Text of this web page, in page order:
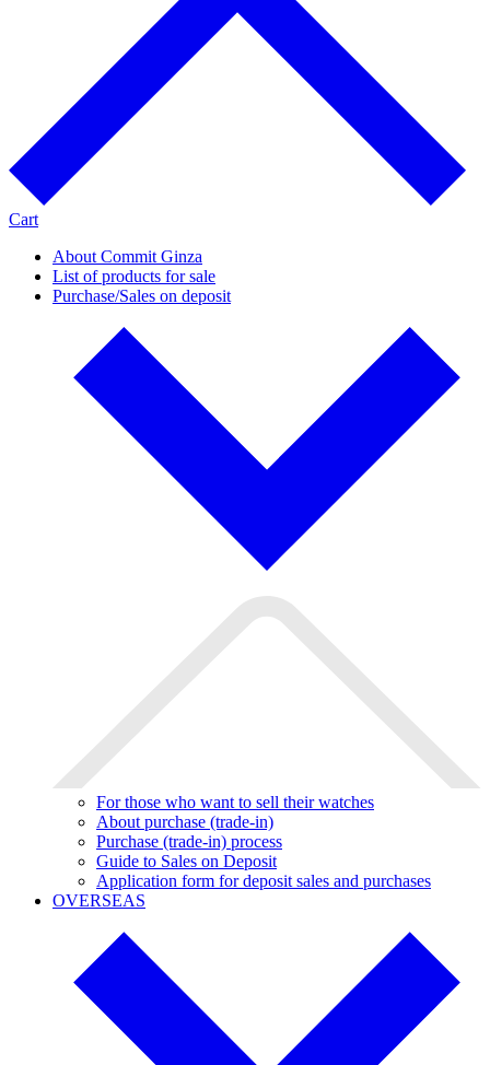
Cart
About Commit Ginza
List of products for sale
Purchase/Sales on deposit
For those who want to sell their watches
About purchase (trade-in)
Purchase (trade-in) process
Guide to Sales on Deposit
Application form for deposit sales and purchases
OVERSEAS